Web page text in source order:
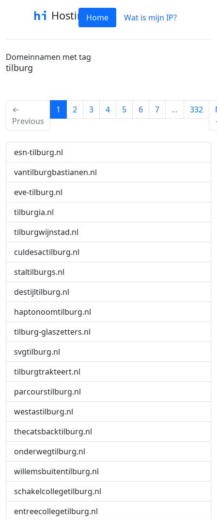
HostinfoHome Wat is mijn IP?
Domeinnamen met tag
tilburg
←
Previous
1 (current)
2 3 4 5 6 7 … 332
esn-tilburg.nl
vantilburgbastianen.nl
eve-tilburg.nl
tilburgia.nl
tilburgwijnstad.nl
culdesactilburg.nl
staltilburgs.nl
destijltilburg.nl
haptonoomtilburg.nl
tilburg-glaszetters.nl
svgtilburg.nl
tilburgtrakteert.nl
parcourstilburg.nl
westastilburg.nl
thecatsbacktilburg.nl
onderwegtilburg.nl
willemsbuitentilburg.nl
schakelcollegetilburg.nl
entreecollegetilburg.nl